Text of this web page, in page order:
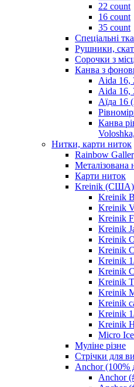
22 count
16 count
35 count
Спеціальні
Рушники,
Сорочки з
Канва з
Aida 16,
Aida 16,
Аїда 16
Канва
Нитки, карти ниток
Rainbow
Металізована
Карти ниток
Kreinik (США)
Kreinik
Kreinik
Kreinik
Kreinik
Kreinik
Kreinik
Kreinik
Kreinik
Kreinik
Kreinik
Kreinik
Kreinik
Kreinik
Micro
Муліне різне
Стрічки для
Anchor (100%
Anchor